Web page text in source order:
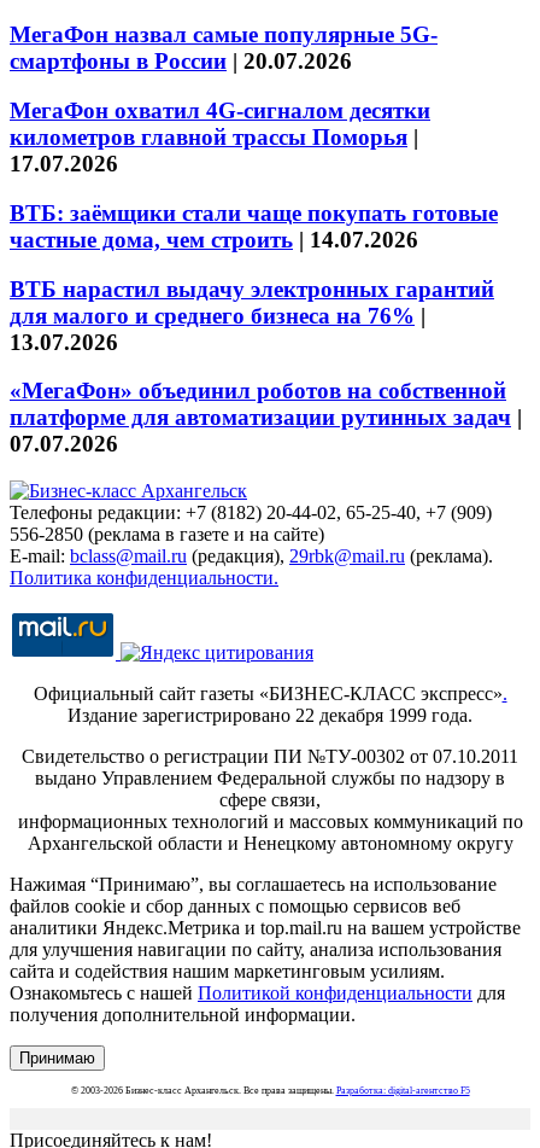
МегаФон назвал самые популярные 5G-
смартфоны в России | 20.07.2026
МегаФон охватил 4G-сигналом десятки
километров главной трассы Поморья |
17.07.2026
ВТБ: заёмщики стали чаще покупать готовые
частные дома, чем строить | 14.07.2026
ВТБ нарастил выдачу электронных гарантий
для малого и среднего бизнеса на 76% |
13.07.2026
«МегаФон» объединил роботов на собственной
платформе для автоматизации рутинных задач |
07.07.2026
Телефоны редакции: +7 (8182) 20-44-02, 65-25-40, +7 (909)
556-2850 (реклама в газете и на сайте)
E-mail: bclass@mail.ru (редакция), 29rbk@mail.ru (реклама).
Политика конфиденциальности.
Официальный сайт газеты «БИЗНЕС-КЛАСС экспресс».
Издание зарегистрировано 22 декабря 1999 года.
Свидетельство о регистрации ПИ №ТУ-00302 от 07.10.2011
выдано Управлением Федеральной службы по надзору в
сфере связи,
информационных технологий и массовых коммуникаций по
Архангельской области и Ненецкому автономному округу
Нажимая “Принимаю”, вы соглашаетесь на использование
файлов cookie и сбор данных с помощью сервисов веб
аналитики Яндекс.Метрика и top.mail.ru на вашем устройстве
для улучшения навигации по сайту, анализа использования
сайта и содействия нашим маркетинговым усилиям.
Ознакомьтесь с нашей Политикой конфиденциальности для
получения дополнительной информации.
Принимаю
© 2003-2026 Бизнес-класс Архангельск. Все права защищены. Разработка: digital-агентство F5
Присоединяйтесь к нам!